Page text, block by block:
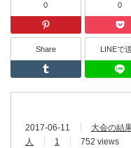
0 0
Share LINEで
2017-06-11 大会の結
人
1 752 views